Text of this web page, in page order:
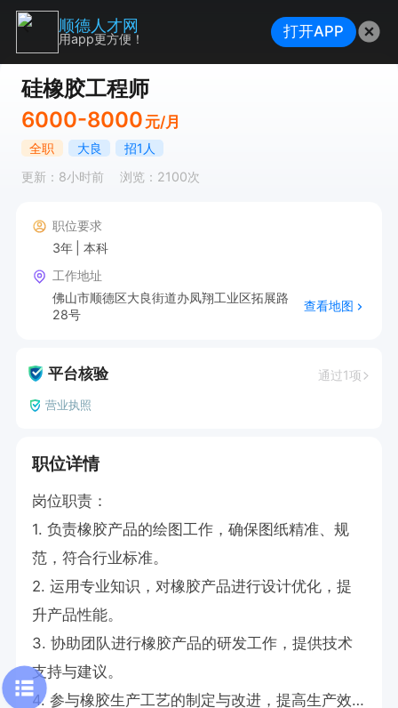
硅橡胶工程师
6000-8000 元/月
全职 大良
招1人
更新：8小时前
浏览：2100次
职位要求
3年
本科
工作地址
佛山市顺德区大良街道办凤翔工业区拓展路
28号
查看地图
平台核验 通过1项
营业执照
职位详情
岗位职责：
1. 负责橡胶产品的绘图工作，确保图纸精准、规
范，符合行业标准。
2. 运用专业知识，对橡胶产品进行设计优化，提
升产品性能。
3. 协助团队进行橡胶产品的研发工作，提供技术
支持与建议。
4. 参与橡胶生产工艺的制定与改进，提高生产效
顺德人才网
用app更方便！ 打开APP